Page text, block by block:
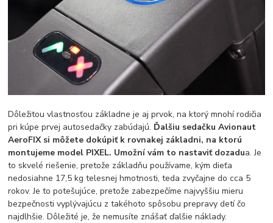
Dôležitou vlastnosťou základne je aj prvok, na ktorý mnohí rodičia
pri kúpe prvej autosedačky zabúdajú. Ďalšiu sedačku Avionaut
AeroFIX si môžete dokúpiť k rovnakej základni, na ktorú
montujeme model PIXEL. Umožní vám to nastaviť dozadua. Je
to skvelé riešenie, pretože základňu používame, kým dieťa
nedosiahne 17,5 kg telesnej hmotnosti, teda zvyčajne do cca 5
rokov. Je to potešujúce, pretože zabezpečíme najvyššiu mieru
bezpečnosti vyplývajúcu z takéhoto spôsobu prepravy detí čo
najdlhšie. Dôležité je, že nemusíte znášať ďalšie náklady.